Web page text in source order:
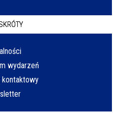
wydarzeń
kontaktowy